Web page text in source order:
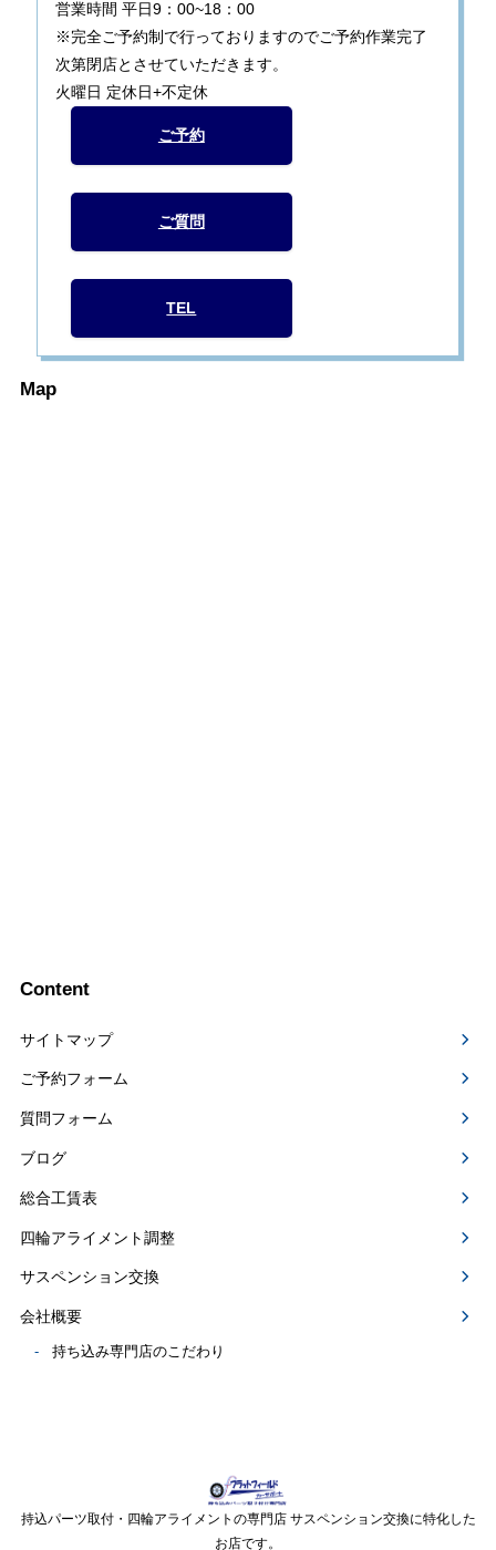
営業時間 平日9：00~18：00
※完全ご予約制で行っておりますのでご予約作業完了
次第閉店とさせていただきます。
火曜日 定休日+不定休
ご予約
ご質問
TEL
Map
Content
サイトマップ
ご予約フォーム
質問フォーム
ブログ
総合工賃表
四輪アライメント調整
サスペンション交換
会社概要
持ち込み専門店のこだわり
持込パーツ取付・四輪アライメントの専門店 サスペンション交換に特化した
お店です。